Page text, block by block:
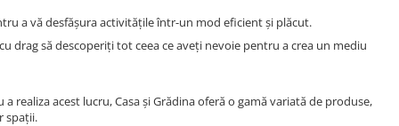
a vă desfășura activitățile într-un mod eficient și plăcut.
drag să descoperiți tot ceea ce aveți nevoie pentru a crea un mediu
acest lucru, Casa și Grădina oferă o gamă variată de produse,
spații.